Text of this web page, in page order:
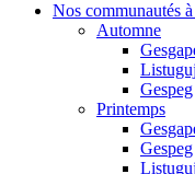
Nos communautés
Automne
Listuguj
Gespeg
Printemps
Gespeg
Listuguj